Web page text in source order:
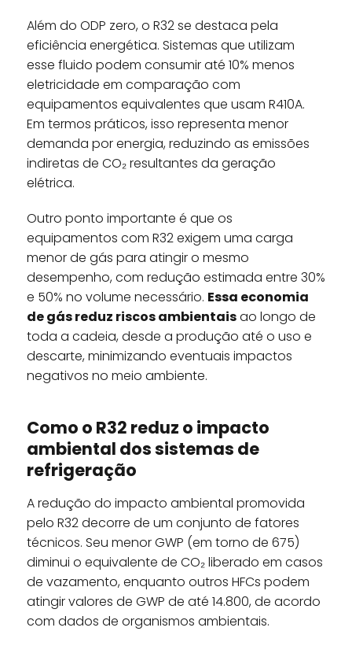
Além do ODP zero, o R32 se destaca pela
eficiência energética. Sistemas que utilizam
esse fluido podem consumir até 10% menos
eletricidade em comparação com
equipamentos equivalentes que usam R410A.
Em termos práticos, isso representa menor
demanda por energia, reduzindo as emissões
indiretas de CO₂ resultantes da geração
elétrica.
Outro ponto importante é que os
equipamentos com R32 exigem uma carga
menor de gás para atingir o mesmo
desempenho, com redução estimada entre 30%
e 50% no volume necessário. Essa economia
de gás reduz riscos ambientaisao longo de
toda a cadeia, desde a produção até o uso e
descarte, minimizando eventuais impactos
negativos no meio ambiente.
Como o R32 reduz o impacto
ambiental dos sistemas de
refrigeração
A redução do impacto ambiental promovida
pelo R32 decorre de um conjunto de fatores
técnicos. Seu menor GWP (em torno de 675)
diminui o equivalente de CO₂ liberado em casos
de vazamento, enquanto outros HFCs podem
atingir valores de GWP de até 14.800, de acordo
com dados de organismos ambientais.